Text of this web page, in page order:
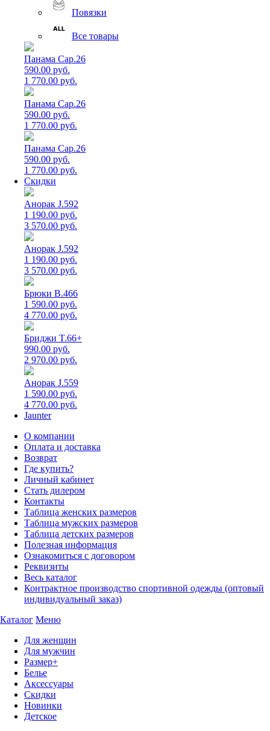
Повязки
Все товары
Панама Cap.26
590.00 руб.
1 770.00 руб.
Панама Cap.26
590.00 руб.
1 770.00 руб.
Панама Cap.26
590.00 руб.
1 770.00 руб.
Скидки
Анорак J.592
1 190.00 руб.
3 570.00 руб.
Анорак J.592
1 190.00 руб.
3 570.00 руб.
Брюки B.466
1 590.00 руб.
4 770.00 руб.
Бриджи T.66+
990.00 руб.
2 970.00 руб.
Анорак J.559
1 590.00 руб.
4 770.00 руб.
Jaunter
О компании
Оплата и доставка
Возврат
Где купить?
Личный кабинет
Стать дилером
Контакты
Таблица женских размеров
Таблица мужских размеров
Таблица детских размеров
Полезная информация
Ознакомиться с договором
Реквизиты
Весь каталог
Контрактное производство спортивной одежды (оптовый
индивидуальный заказ)
Каталог Меню
Для женщин
Для мужчин
Размер+
Белье
Аксессуары
Скидки
Новинки
Детское